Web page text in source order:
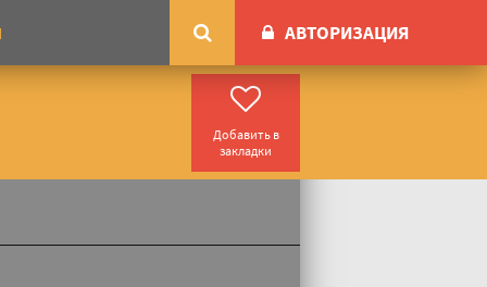
АВТОРИЗАЦИЯ
Добавить в
закладки